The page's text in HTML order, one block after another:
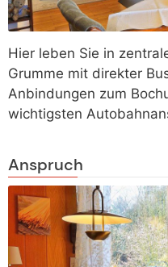
Hier leben Sie in
Grumme mit direkter
Anbindungen zum
wichtigsten
Anspruch